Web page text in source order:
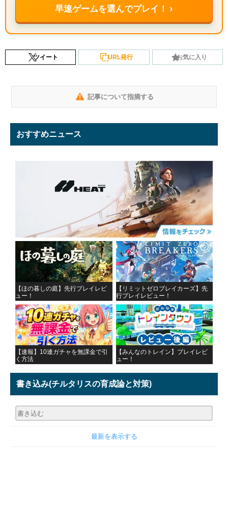
早速ゲームを選んでプレイ！ ›
ツイート URL発行 お気に入り
記事について指摘する
おすすめニュース
【ほの暮しの庭】先行プレイレビ
ュー！
【リミットゼロブレイカーズ】先
行プレイレビュー！
【速報】10連ガチャを無課金で引
く方法
【みんなのトレイン】プレイレビ
ュー！
書き込み(チルタリスの育成論と対策)
最新を表示する